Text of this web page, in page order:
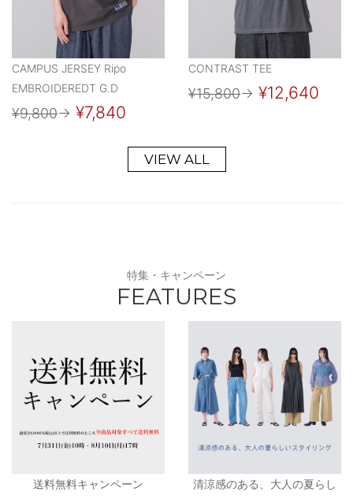
CAMPUS JERSEY Ripo
EMBROIDEREDT G.D
¥9,800→ ¥7,840
CONTRAST TEE
¥15,800→ ¥12,640
VIEW ALL
特集・キャンペーン
FEATURES
送料無料キャンペーン
清涼感のある、大人の夏らし